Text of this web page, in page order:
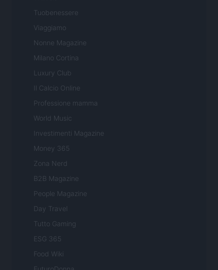
Tuobenessere
Viaggiamo
Nonne Magazine
Milano Cortina
Luxury Club
Il Calcio Online
Professione mamma
World Music
Investimenti Magazine
Money 365
Zona Nerd
B2B Magazine
People Magazine
Day Travel
Tutto Gaming
ESG 365
Food Wiki